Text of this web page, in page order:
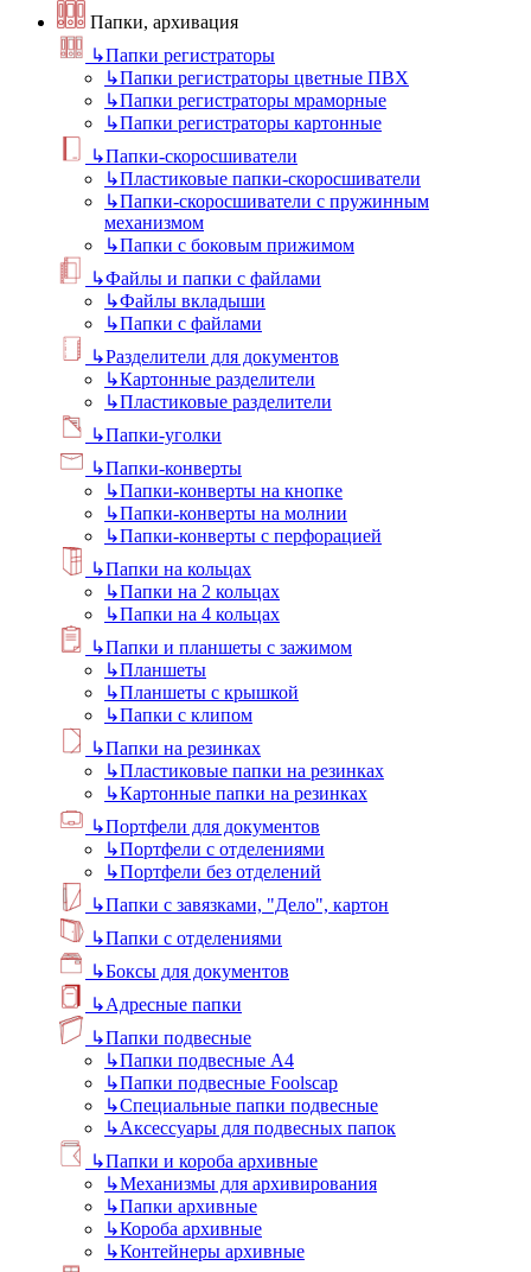
Папки, архивация
↳Папки регистраторы
↳Папки регистраторы цветные ПВХ
↳Папки регистраторы мраморные
↳Папки регистраторы картонные
↳Папки-скоросшиватели
↳Пластиковые папки-скоросшиватели
↳Папки-скоросшиватели с пружинным
механизмом
↳Папки с боковым прижимом
↳Файлы и папки с файлами
↳Файлы вкладыши
↳Папки с файлами
↳Разделители для документов
↳Картонные разделители
↳Пластиковые разделители
↳Папки-уголки
↳Папки-конверты
↳Папки-конверты на кнопке
↳Папки-конверты на молнии
↳Папки-конверты с перфорацией
↳Папки на кольцах
↳Папки на 2 кольцах
↳Папки на 4 кольцах
↳Папки и планшеты с зажимом
↳Планшеты
↳Планшеты с крышкой
↳Папки с клипом
↳Папки на резинках
↳Пластиковые папки на резинках
↳Картонные папки на резинках
↳Портфели для документов
↳Портфели с отделениями
↳Портфели без отделений
↳Папки с завязками, "Дело", картон
↳Папки с отделениями
↳Боксы для документов
↳Адресные папки
↳Папки подвесные
↳Папки подвесные А4
↳Папки подвесные Foolscap
↳Специальные папки подвесные
↳Аксессуары для подвесных папок
↳Папки и короба архивные
↳Механизмы для архивирования
↳Папки архивные
↳Короба архивные
↳Контейнеры архивные